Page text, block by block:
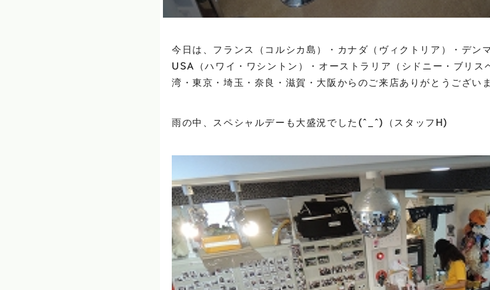
今日は、フランス（コルシカ島）・カナダ（ヴィクトリア）・デン
USA（ハワイ・ワシントン）・オーストラリア（シドニー・ブリス
湾・東京・埼玉・奈良・滋賀・大阪からのご来店ありがとうござい
雨の中、スペシャルデーも大盛況でした(^_^)（スタッフH)